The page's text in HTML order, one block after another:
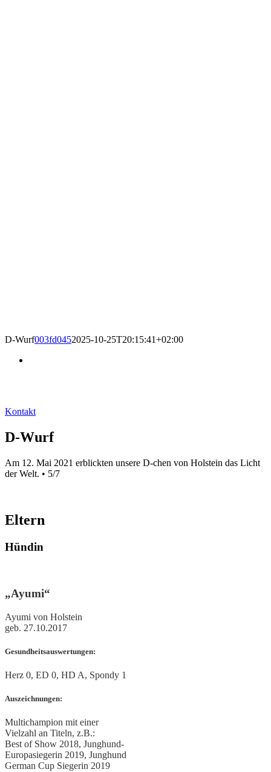
D-Wurf003fd0452025-10-25T20:15:41+02:00
Kontakt
D-Wurf
Am 12. Mai 2021 erblickten unsere D-chen von Holstein das Licht
der Welt. • 5/7
Eltern
Hündin
„Ayumi“
Ayumi von Holstein
geb. 27.10.2017
Gesundheitsauswertungen:
Herz 0, ED 0, HD A, Spondy 1
Auszeichnungen:
Multichampion mit einer
Vielzahl an Titeln, z.B.:
Best of Show 2018, Junghund-
Europasiegerin 2019, Junghund
German Cup Siegerin 2019